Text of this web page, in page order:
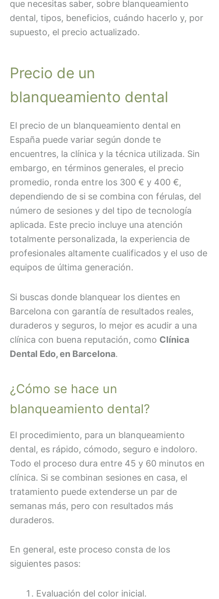
que necesitas saber, sobre blanqueamiento
dental, tipos, beneficios, cuándo hacerlo y, por
supuesto, el precio actualizado.
Precio de un
blanqueamiento dental
El precio de un blanqueamiento dental en
España puede variar según donde te
encuentres, la clínica y la técnica utilizada. Sin
embargo, en términos generales, el precio
promedio, ronda entre los 300 € y 400 €,
dependiendo de si se combina con férulas, del
número de sesiones y del tipo de tecnología
aplicada. Este precio incluye una atención
totalmente personalizada, la experiencia de
profesionales altamente cualificados y el uso de
equipos de última generación.
Si buscas donde blanquear los dientes en
Barcelona con garantía de resultados reales,
duraderos y seguros, lo mejor es acudir a una
clínica con buena reputación, como Clínica
Dental Edo, en Barcelona.
¿Cómo se hace un
blanqueamiento dental?
El procedimiento, para un blanqueamiento
dental, es rápido, cómodo, seguro e indoloro.
Todo el proceso dura entre 45 y 60 minutos en
clínica. Si se combinan sesiones en casa, el
tratamiento puede extenderse un par de
semanas más, pero con resultados más
duraderos.
En general, este proceso consta de los
siguientes pasos:
Evaluación del color inicial.